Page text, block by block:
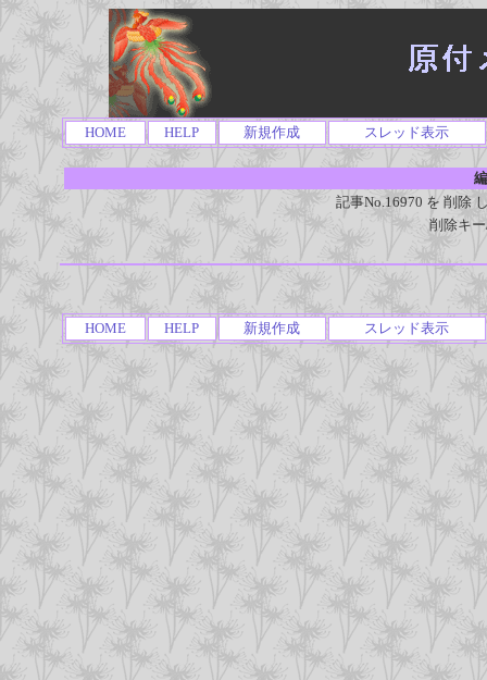
HOME HELP 新規作成 スレッド表示
記事No.16970 を 削除
削除キ
HOME HELP 新規作成 スレッド表示